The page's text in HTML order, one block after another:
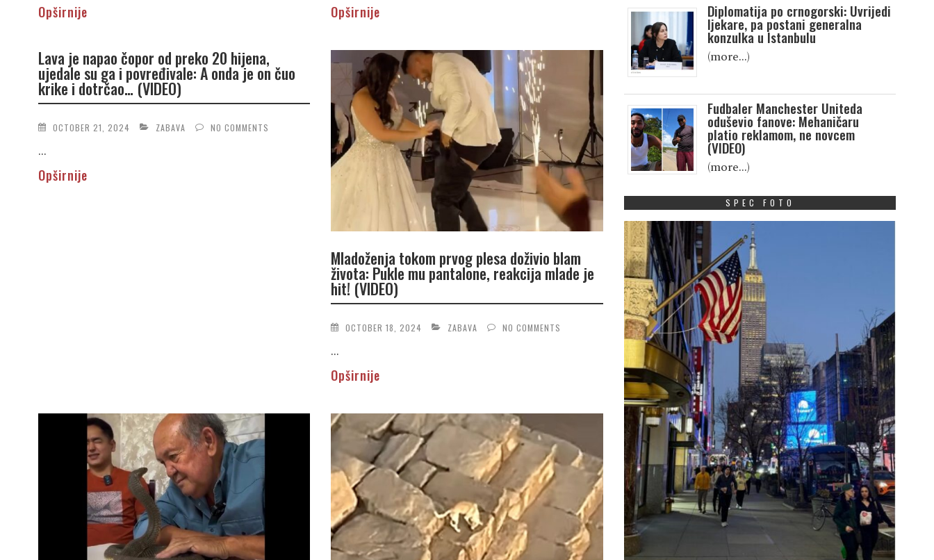
Opširnije Opširnije
Lava je napao čopor od preko 20 hijena,
ujedale su ga i povređivale: A onda je on čuo
krike i dotrčao… (VIDEO)
OCTOBER 21, 2024 ZABAVA NO COMMENTS
...
Opširnije
Mladoženja tokom prvog plesa doživio blam
života: Pukle mu pantalone, reakcija mlade je
hit! (VIDEO)
OCTOBER 18, 2024 ZABAVA NO COMMENTS
...
Opširnije
Diplomatija po crnogorski: Uvrijedi
ljekare, pa postani generalna
konzulka u Istanbulu
(more…)
Fudbaler Manchester Uniteda
oduševio fanove: Mehaničaru
platio reklamom, ne novcem
(VIDEO)
(more…)
SPEC FOTO